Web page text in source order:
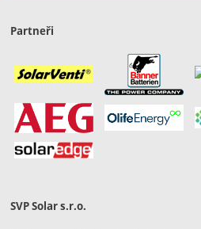
Partneři
SVP Solar s.r.o.